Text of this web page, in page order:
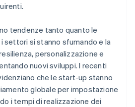
tendenze tanto quanto le
settori si stanno sfumando e la
personalizzazione e
nuovi sviluppi. I recenti
che le start-up stanno
globale per impostazione
i tempi di realizzazione dei